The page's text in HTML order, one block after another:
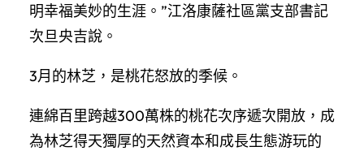
明幸福美妙的生涯。”江洛康薩社區黨支部書記
次旦央吉說。
3月的林芝，是桃花怒放的季候。
連綿百里跨越300萬株的桃花次序遞次開放，成
為林芝得天獨厚的天然資本和成長生態游玩的